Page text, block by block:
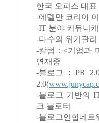
한국 오피스 대표
-에델만 코리아
-IT 분야 커뮤니
-다수의 위기관
-칼럼 : <기업과
연재중
-블로그 : PR
2.0(
-블로그 기반의
크 블로터
-블로그연합네트